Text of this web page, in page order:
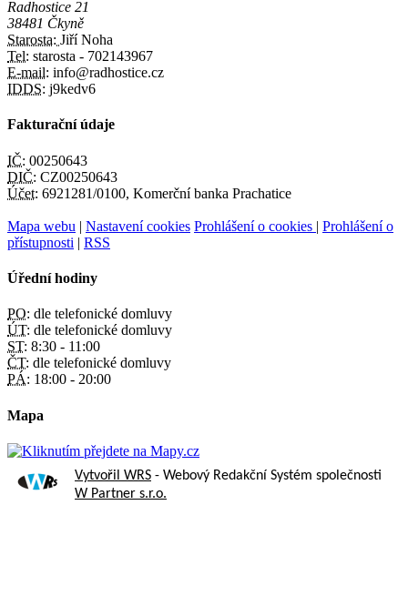
Radhostice 21
38481 Čkyně
Starosta: Jiří Noha
Tel: starosta - 702143967
E-mail: info@radhostice.cz
IDDS: j9kedv6
Fakturační údaje
IČ: 00250643
DIČ: CZ00250643
Účet: 6921281/0100, Komerční banka Prachatice
Mapa webu | Nastavení cookies Prohlášení o cookies | Prohlášení o
přístupnosti | RSS
Úřední hodiny
PO: dle telefonické domluvy
ÚT: dle telefonické domluvy
ST: 8:30 - 11:00
ČT: dle telefonické domluvy
PÁ: 18:00 - 20:00
Mapa
Vytvořil WRS - Webový Redakční Systém společnosti
W Partner s.r.o.